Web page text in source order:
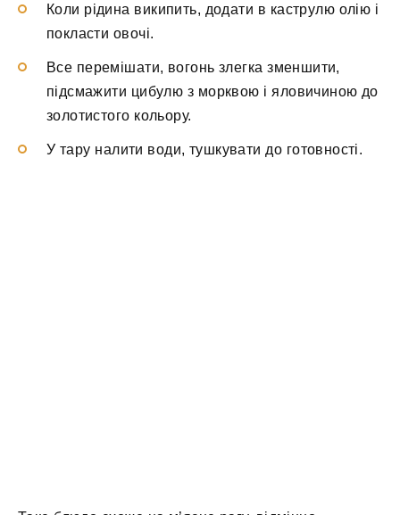
Коли рідина википить, додати в каструлю олію і
покласти овочі.
Все перемішати, вогонь злегка зменшити,
підсмажити цибулю з морквою і яловичиною до
золотистого кольору.
У тару налити води, тушкувати до готовності.